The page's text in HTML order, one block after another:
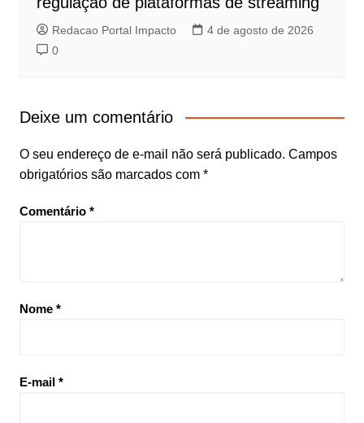
Redacao Portal Impacto
4 de agosto de 2026
0
Deixe um comentário
O seu endereço de e-mail não será publicado. Campos
obrigatórios são marcados com *
Comentário *
Nome *
E-mail *